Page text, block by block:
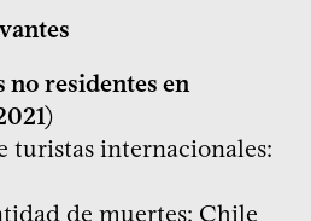
residentes en
turistas internacionales:
de muertes: Chile